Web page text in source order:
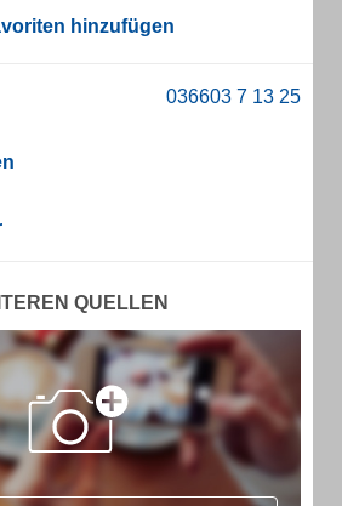
hinzufügen
QUELLEN